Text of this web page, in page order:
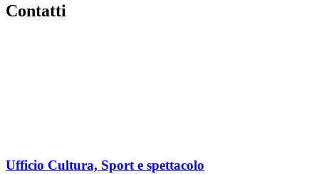
Contatti
Ufficio Cultura, Sport e spettacolo